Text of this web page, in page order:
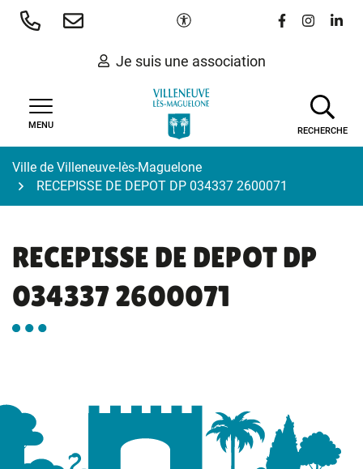
Aller
Paramètres d'accessibilité
Lien vers le
Lien vers
Lien
Je suis une association
MENU
RECHERCHE
Ville de Villeneuve-lès-Maguelone
RECEPISSE DE DEPOT DP 034337 2600071
RECEPISSE DE DEPOT DP
034337 2600071